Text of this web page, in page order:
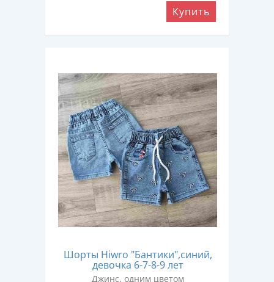
Купить
Шорты Hiwro "Бантики",синий,
девочка 6-7-8-9 лет
Джинс, одним цветом